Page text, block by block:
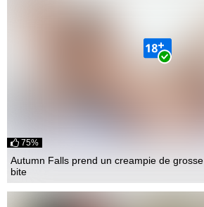
Autumn Falls prend un creampie de grosse
bite
75%